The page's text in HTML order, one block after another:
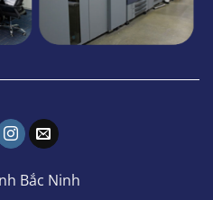
Bắc Ninh